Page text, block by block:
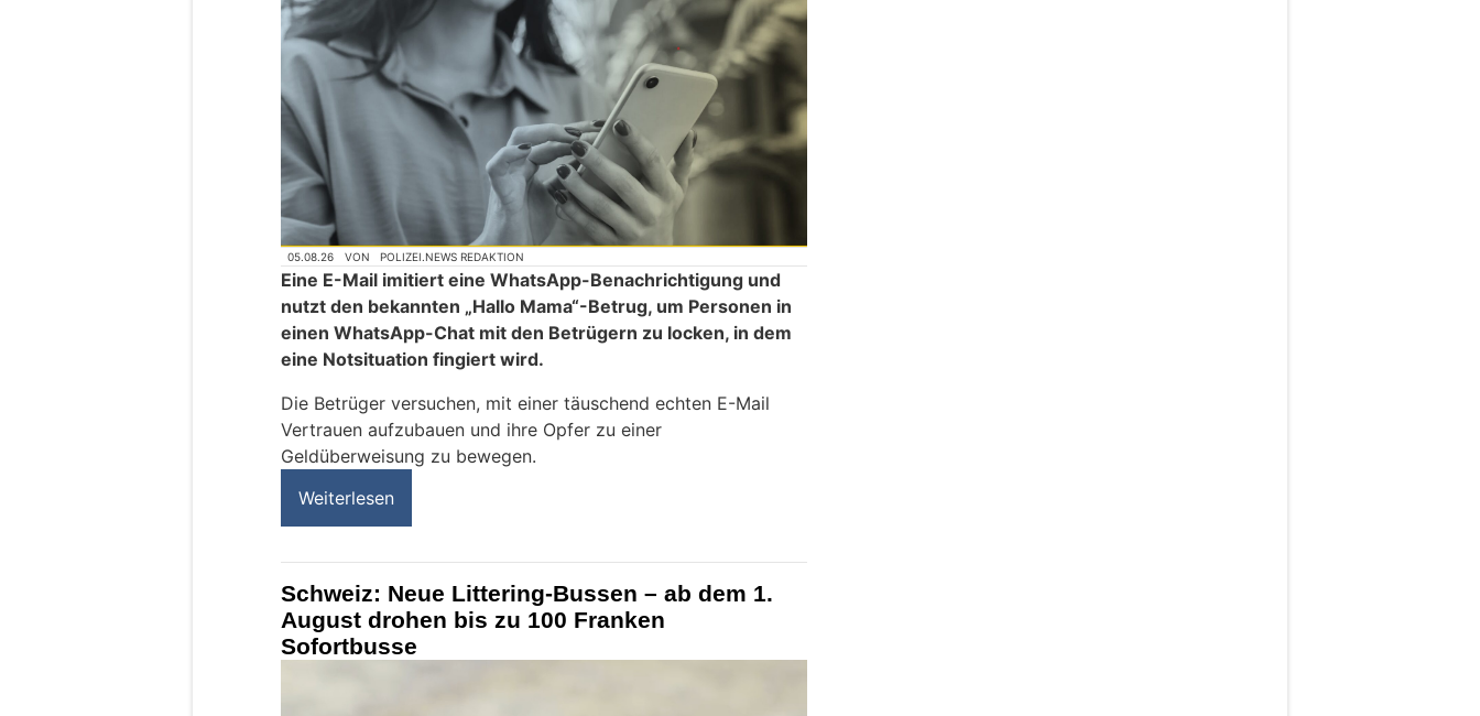
05.08.26 VON POLIZEI.NEWS REDAKTION
Eine E-Mail imitiert eine WhatsApp-Benachrichtigung und
nutzt den bekannten „Hallo Mama“-Betrug, um Personen in
einen WhatsApp-Chat mit den Betrügern zu locken, in dem
eine Notsituation fingiert wird.
Die Betrüger versuchen, mit einer täuschend echten E-Mail
Vertrauen aufzubauen und ihre Opfer zu einer
Geldüberweisung zu bewegen.
Weiterlesen
Schweiz: Neue Littering-Bussen – ab dem 1.
August drohen bis zu 100 Franken
Sofortbusse